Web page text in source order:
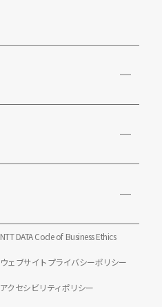
NTT DATA Code of Business Ethics
ウェブサイトプライバシーポリシー
アクセシビリティポリシー